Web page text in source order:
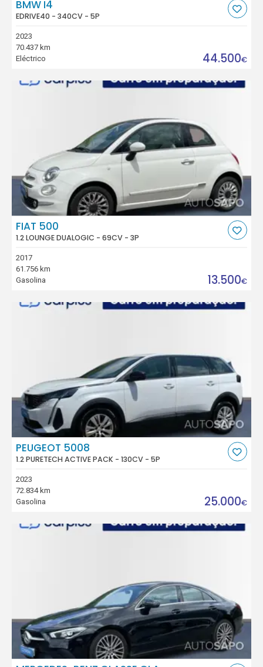
BMW I4
EDRIVE40 - 340CV - 5P
2023
70.437 km
Eléctrico
44.500€
FIAT 500
1.2 LOUNGE DUALOGIC - 69CV - 3P
2017
61.756 km
Gasolina
13.500€
PEUGEOT 5008
1.2 PURETECH ACTIVE PACK - 130CV - 5P
2023
72.834 km
Gasolina
25.000€